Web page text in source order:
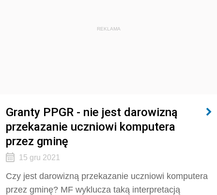
REKLAMA
Granty PPGR - nie jest darowizną
przekazanie uczniowi komputera
przez gminę
15 gru 2021
Czy jest darowizną przekazanie uczniowi komputera
przez gminę? MF wyklucza taką interpretacją